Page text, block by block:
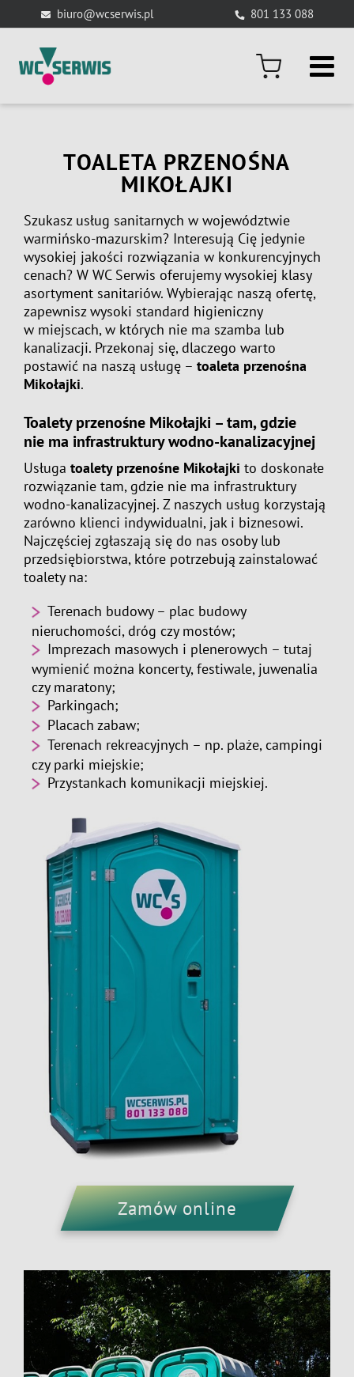
to
content
biuro@wcserwis.pl 801 133 088
TOALETA PRZENOŚNA
MIKOŁAJKI
Szukasz usług sanitarnych w województwie
warmińsko-mazurskim? Interesują Cię jedynie
wysokiej jakości rozwiązania w konkurencyjnych
cenach? W WC Serwis oferujemy wysokiej klasy
asortyment sanitariów. Wybierając naszą ofertę,
zapewnisz wysoki standard higieniczny
w miejscach, w których nie ma szamba lub
kanalizacji. Przekonaj się, dlaczego warto
postawić na naszą usługę – toaleta przenośna
Mikołajki.
Toalety przenośne Mikołajki – tam, gdzie
nie ma infrastruktury wodno-kanalizacyjnej
Usługa toalety przenośne Mikołajki to doskonałe
rozwiązanie tam, gdzie nie ma infrastruktury
wodno-kanalizacyjnej. Z naszych usług korzystają
zarówno klienci indywidualni, jak i biznesowi.
Najczęściej zgłaszają się do nas osoby lub
przedsiębiorstwa, które potrzebują zainstalować
toalety na:
Terenach budowy – plac budowy
nieruchomości, dróg czy mostów;
Imprezach masowych i plenerowych – tutaj
wymienić można koncerty, festiwale, juwenalia
czy maratony;
Parkingach;
Placach zabaw;
Terenach rekreacyjnych – np. plaże, campingi
czy parki miejskie;
Przystankach komunikacji miejskiej.
Zamów online